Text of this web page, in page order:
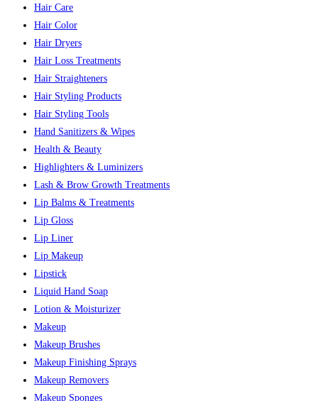
Hair Care
Hair Color
Hair Dryers
Hair Loss Treatments
Hair Straighteners
Hair Styling Products
Hair Styling Tools
Hand Sanitizers & Wipes
Health & Beauty
Highlighters & Luminizers
Lash & Brow Growth Treatments
Lip Balms & Treatments
Lip Gloss
Lip Liner
Lip Makeup
Lipstick
Liquid Hand Soap
Lotion & Moisturizer
Makeup
Makeup Brushes
Makeup Finishing Sprays
Makeup Removers
Makeup Sponges